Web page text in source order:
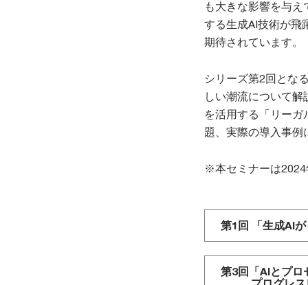
も大きな影響を与
する生成AI技術が飛
期待されています。
シリーズ第2回とな
しい潮流について
を活用する「リー
題、実際の導入事例
※本セミナーは2024
第1回 「生成AI
第3回「AIとプロ